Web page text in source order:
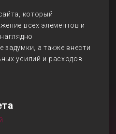
который
всех элементов и
задумки, а также внести
усилий и расходов.